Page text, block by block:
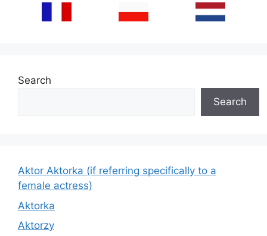
Search
Search
Aktor Aktorka (if referring specifically to a
female actress)
Aktorka
Aktorzy